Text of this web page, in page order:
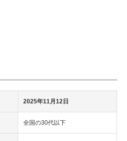
2025年11月12日
全国の30代以下